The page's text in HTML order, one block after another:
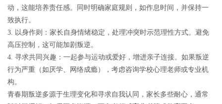
动，这能培养责任感。同时明确家庭规则，如作息时间，并保持一
致执行。
3. 以身作则：家长自身情绪稳定，处理冲突时示范理性方式。避免
高压控制，这可能加剧叛逆。
4. 寻求共同兴趣：一起参与运动或爱好，增进亲子连接。如果叛逆
行为严重（如厌学、网络成瘾），考虑咨询学校心理老师或专业机
构。
青春期叛逆多源于生理变化和寻求自我认同，家长多些耐心，通常